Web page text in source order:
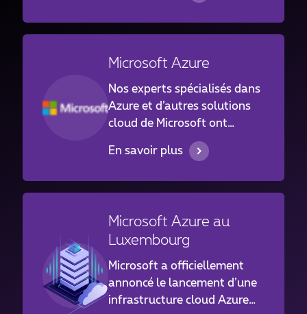
le cloud public et a
d’adoption en fournissant
des services haut de gamme
faciles à utiliser, tout en
prenant soin de limiter la
fournisseurs.
Microsoft Azure
Nos experts spécialisés dans
Azure et d’autres solutions
cloud de Microsoft ont
élaboré et gèrent des
infrastructures et des
clients allant d’institutions
et entreprises familiales, au
Luxembourg et à l’étranger.
En savoir plus
Microsoft Azure au
Luxembourg
Microsoft a officiellement
annoncé le lancement d’une
infrastructure cloud Azure